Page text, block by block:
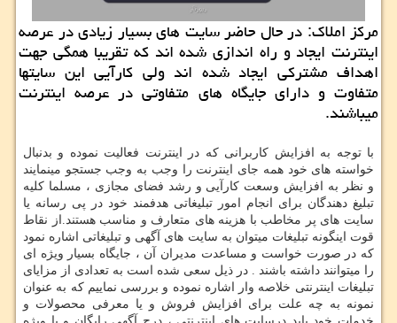
مركز املاك: در حال حاضر سایت های بسیار زیادی در عرصه
اینترنت ایجاد و راه اندازی شده اند كه تقریبا همگی جهت
اهداف مشتركی ایجاد شده اند ولی كارآیی این سایتها
متفاوت و دارای جایگاه های متفاوتی در عرصه اینترنت
میباشند.
با توجه به افزایش کاربرانی که در اینترنت فعالیت نموده و بدنبال
خواسته های خود همه جای اینترنت را وجب به وجب جستجو مینمایند
و نظر به افزایش وسعت کارآیی و رشد فضای مجازی ، مسلما کلیه
تبلیغ دهندگان برای انجام امور تبلیغاتی هدفمند خود در پی رسانه یا
سایت های پر مخاطب با هزینه های متعارف و مناسب هستند.از نقاط
قوت اینگونه تبلیغات میتوان به سایت های آگهی و تبلیغاتی اشاره نمود
که در صورت خواست و مساعدت مدیران آن ، جایگاه بسیار ویژه ای
را میتوانند داشته باشند . در ذیل سعی شده است به تعدادی از مزایای
تبلیغات اینترنتی خلاصه وار اشاره نموده و بررسی نماییم که به عنوان
نمونه به چه علت برای افزایش فروش و یا معرفی محصولات و